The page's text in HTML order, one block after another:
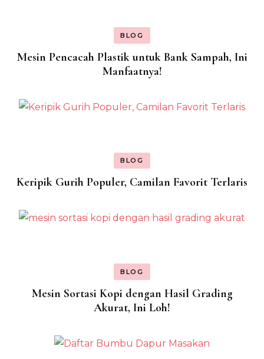
BLOG
Mesin Pencacah Plastik untuk Bank Sampah, Ini
Manfaatnya!
BLOG
Keripik Gurih Populer, Camilan Favorit Terlaris
BLOG
Mesin Sortasi Kopi dengan Hasil Grading
Akurat, Ini Loh!